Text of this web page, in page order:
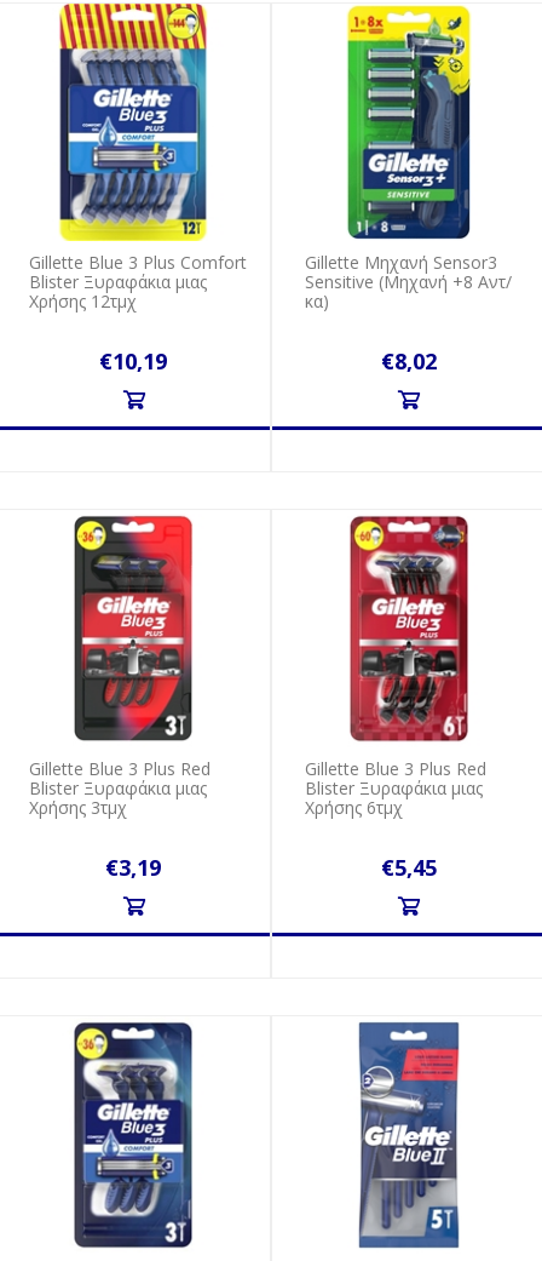
Gillette Blue 3 Plus Comfort
Blister Ξυραφάκια μιας
Χρήσης 12τμχ
€10,19
Gillette Mηχανή Sensor3
Sensitive (Mηχανή +8 Aντ/
κα)
€8,02
Gillette Blue 3 Plus Red
Blister Ξυραφάκια μιας
Χρήσης 3τμχ
€3,19
Gillette Blue 3 Plus Red
Blister Ξυραφάκια μιας
Χρήσης 6τμχ
€5,45